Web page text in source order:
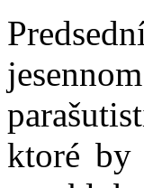
ktoré by